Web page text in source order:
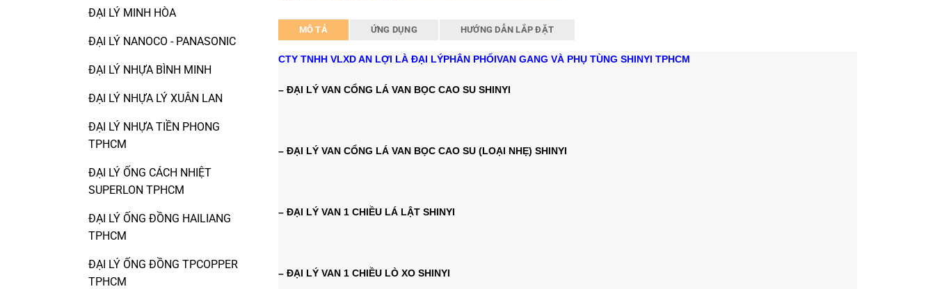
ĐẠI LÝ MINH HÒA
ĐẠI LÝ NANOCO - PANASONIC
ĐẠI LÝ NHỰA BÌNH MINH
ĐẠI LÝ NHỰA LÝ XUÂN LAN
ĐẠI LÝ NHỰA TIỀN PHONG
TPHCM
ĐẠI LÝ ỐNG CÁCH NHIỆT
SUPERLON TPHCM
ĐẠI LÝ ỐNG ĐỒNG HAILIANG
TPHCM
ĐẠI LÝ ỐNG ĐỒNG TPCOPPER
TPHCM
MÔ TẢ ỨNG DỤNG HƯỚNG DẪN LẮP ĐẶT
CTY TNHH VLXD AN LỢI LÀ ĐẠI LÝPHÂN PHỐIVAN GANG VÀ PHỤ TÙNG SHINYI TPHCM
– ĐẠI LÝ VAN CỔNG LÁ VAN BỌC CAO SU SHINYI
– ĐẠI LÝ VAN CỔNG LÁ VAN BỌC CAO SU (LOẠI NHẸ) SHINYI
– ĐẠI LÝ VAN 1 CHIỀU LÁ LẬT SHINYI
– ĐẠI LÝ VAN 1 CHIỀU LÒ XO SHINYI